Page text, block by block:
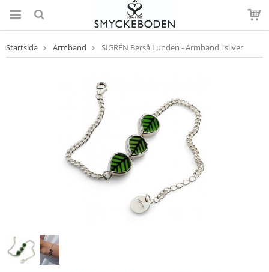
Startsida Armband SIGRÉN Berså Lunden - Armband i silver